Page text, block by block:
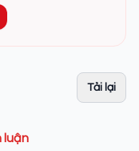
Tải lại
luận